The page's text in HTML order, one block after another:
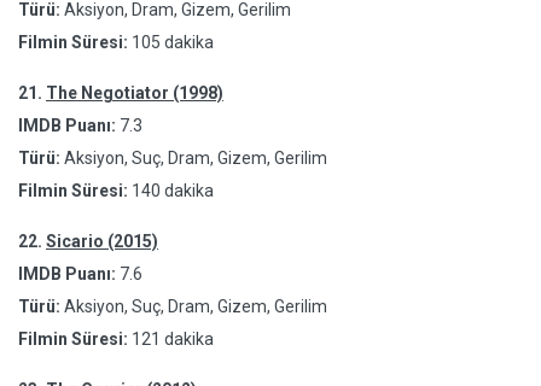
Türü: Aksiyon, Dram, Gizem, Gerilim
Filmin Süresi: 105 dakika
21. The Negotiator (1998)
IMDB Puanı: 7.3
Türü: Aksiyon, Suç, Dram, Gizem, Gerilim
Filmin Süresi: 140 dakika
22. Sicario (2015)
IMDB Puanı: 7.6
Türü: Aksiyon, Suç, Dram, Gizem, Gerilim
Filmin Süresi: 121 dakika